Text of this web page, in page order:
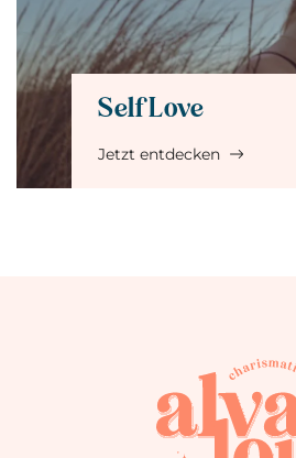
Self Love
Jetzt entdecken